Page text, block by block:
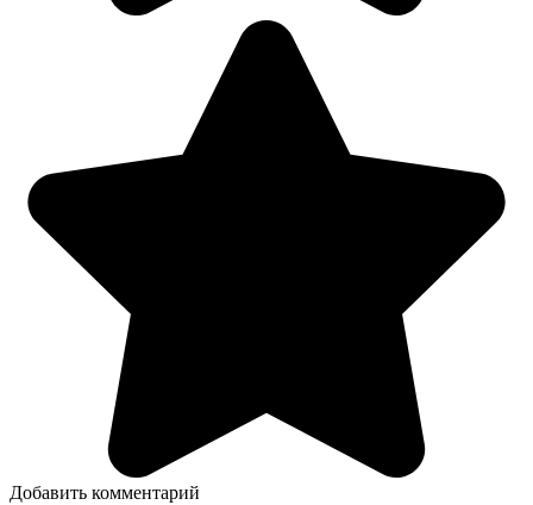
Добавить комментарий